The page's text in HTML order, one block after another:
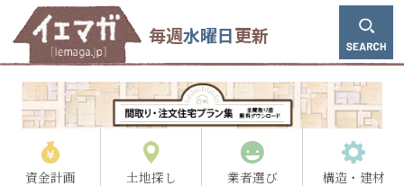
毎週水曜日更新
資金計画 土地探し 業者選び 構造・建材